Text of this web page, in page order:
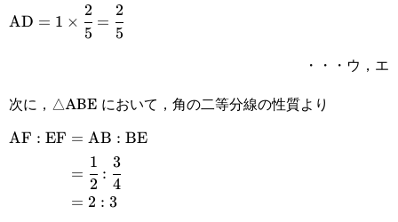
\text{AD}=1\times\cfrac{2}
{5}=\cfrac{2}{5}
AD = 1 ×
5
2
=
5
2
・・・ウ，エ
次に，△ABE において，角の二等分線の性質より
{2}:\cfrac{3}{4}\\&=2:3\end{aligned}
AF : EF = AB : BE
=
2
1
:
4
3
= 2 : 3